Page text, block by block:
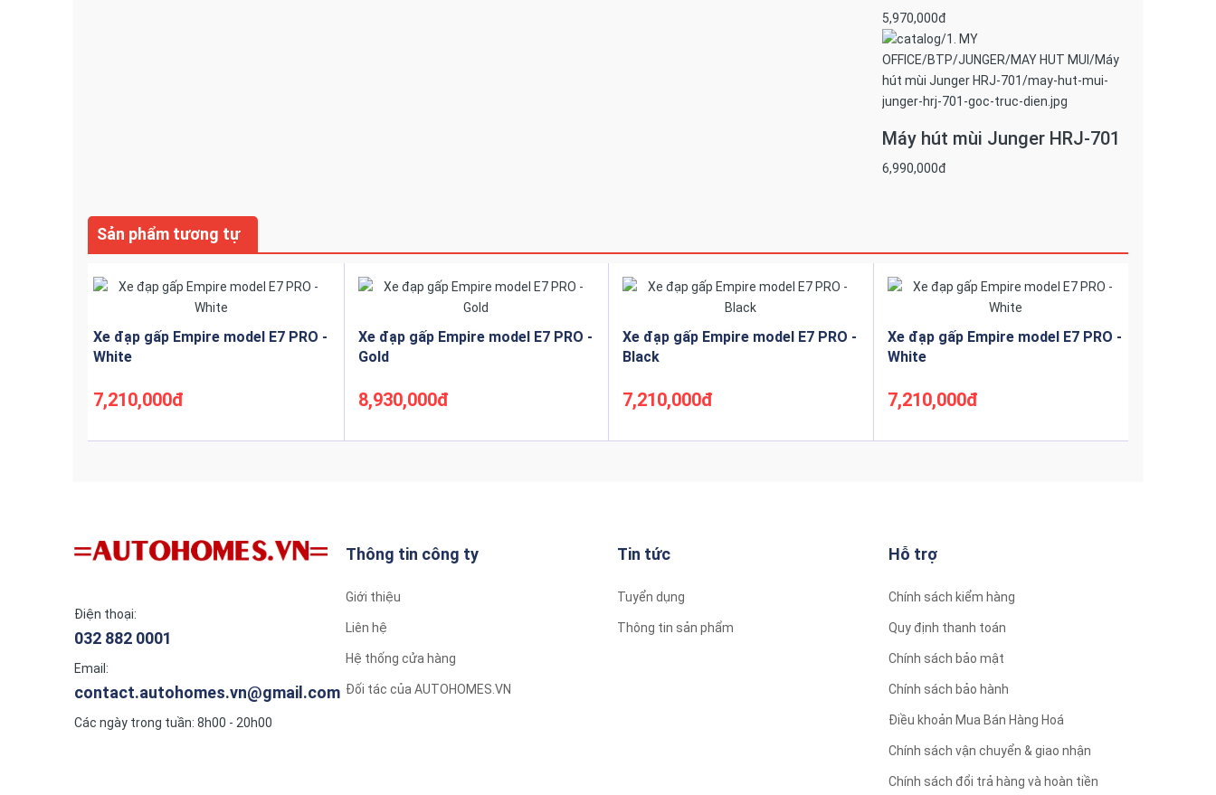
5,970,000đ
Máy hút mùi Junger HRJ-701
6,990,000đ
Sản phẩm tương tự
Xe đạp gấp Empire model E7 PRO -
White
7,210,000đ
Xem thêm
Xe đạp gấp Empire model E7 PRO -
Gold
8,930,000đ
Xem thêm
Xe đạp gấp Empire model E7 PRO -
Black
7,210,000đ
Xem thêm
Xe đạp gấp Empire model E7 PRO -
White
7,210,000đ
Xem thêm
Điện thoại:
032 882 0001
Email:
contact.autohomes.vn@gmail.com
Các ngày trong tuần: 8h00 - 20h00
Thông tin công ty
Giới thiệu
Liên hệ
Hệ thống cửa hàng
Đối tác của AUTOHOMES.VN
Tin tức
Tuyển dụng
Thông tin sản phẩm
Hỗ trợ
Chính sách kiểm hàng
Quy định thanh toán
Chính sách bảo mật
Chính sách bảo hành
Điều khoản Mua Bán Hàng Hoá
Chính sách vận chuyển & giao nhận
Chính sách đổi trả hàng và hoàn tiền